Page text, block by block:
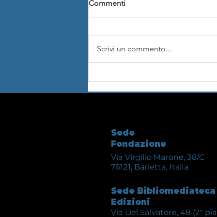
videofonografici della musica
religiosa e tradizionale
ebraica
Commenti
Scrivi un commento...
Sede
Fondazione
Via Virgilio Marone, 38/C
76121, Barletta, Italia
Sede Bibliomediateca
Edizioni
Via Del Salvatore, 48 (2°